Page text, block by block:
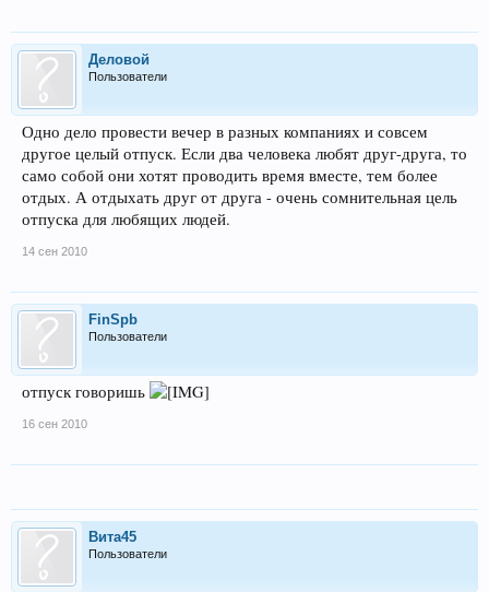
Деловой
Пользователи
Одно дело провести вечер в разных компаниях и совсем
другое целый отпуск. Если два человека любят друг-друга, то
само собой они хотят проводить время вместе, тем более
отдых. А отдыхать друг от друга - очень сомнительная цель
отпуска для любящих людей.
14 сен 2010
FinSpb
Пользователи
отпуск говоришь
16 сен 2010
Вита45
Пользователи